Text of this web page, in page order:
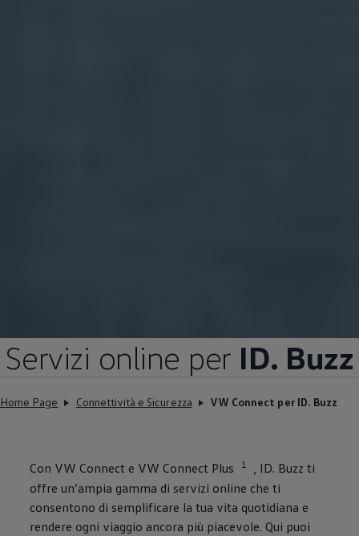
Servizi online per ID. Buzz
Home Page Connettività e Sicurezza VW Connect per ID. Buzz
Con VW Connect e VW Connect Plus 1
, ID. Buzz ti
offre un’ampia gamma di servizi online che ti
consentono di semplificare la tua vita quotidiana e
rendere ogni viaggio ancora più piacevole. Qui puoi